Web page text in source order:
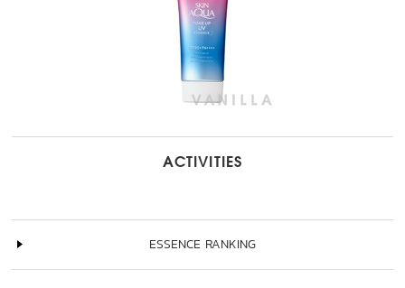
ACTIVITIES
ESSENCE RANKING